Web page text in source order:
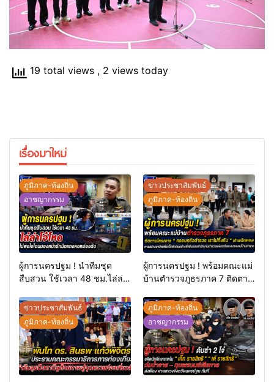
19 total views , 2 views today
เรื่องมาใหม่
ภูมิภาค-ท้องถิ่น
อาชญากรรม
ผู้การนครปฐม ! นำทีมชุด
สืบสวน ใช้เวลา 48 ชม.ไล่ล่า
ชักมีดแทงคอหม่องดับ
ข่าวประชาสัมพันธ์
ภูมิภาค-ท้องถิ่น
ผู้การนครปฐม ! พร้อมคณะแม่
บ้านตำรวจภูธรภาค 7 ติดตาม
เราไม่ทิ้งกัน ” (ด้านเด็กพิเศษ)
การสร้างอาชีพเพื่อเด็กพิเศษ
อย่างยั่งยืนของสำนักงาน
ตำรวจแห่งชาติและสมาคมแม่
บ้านตำรวจ
ข่าวประชาสัมพันธ์
ภูมิภาค-ท้องถิ่น
ภูมิภาค-ท้องถิ่น
อาชญากรรม